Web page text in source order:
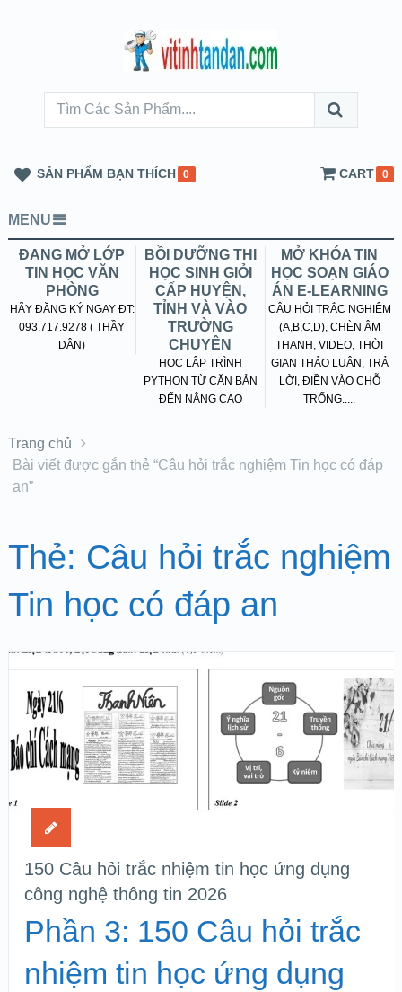
SẢN PHẨM BẠN THÍCH 0 CART 0
MENU
ĐANG MỞ LỚP
TIN HỌC VĂN
PHÒNG
HÃY ĐĂNG KÝ NGAY ĐT:
093.717.9278 ( THẦY
DÂN)
BỒI DƯỠNG THI
HỌC SINH GIỎI
CẤP HUYỆN,
TỈNH VÀ VÀO
TRƯỜNG
CHUYÊN
HỌC LẬP TRÌNH
PYTHON TỪ CĂN BẢN
ĐẾN NÂNG CAO
MỞ KHÓA TIN
HỌC SOẠN GIÁO
ÁN E-LEARNING
CÂU HỎI TRẮC NGHIỆM
(A,B,C,D), CHÈN ÂM
THANH, VIDEO, THỜI
GIAN THẢO LUẬN, TRẢ
LỜI, ĐIỀN VÀO CHỖ
TRỐNG.....
Trang chủ
Bài viết được gắn thẻ “Câu hỏi trắc nghiệm Tin học có đáp
an”
Thẻ: Câu hỏi trắc nghiệm
Tin học có đáp an
150 Câu hỏi trắc nhiệm tin học ứng dụng
công nghệ thông tin 2026
Phần 3: 150 Câu hỏi trắc
nhiệm tin học ứng dụng